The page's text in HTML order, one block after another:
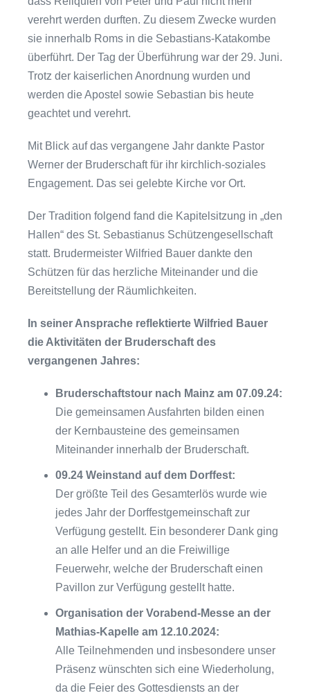
verehrt werden durften. Zu diesem Zwecke wurden
sie innerhalb Roms in die Sebastians-Katakombe
überführt. Der Tag der Überführung war der 29. Juni.
Trotz der kaiserlichen Anordnung wurden und
werden die Apostel sowie Sebastian bis heute
geachtet und verehrt.
Mit Blick auf das vergangene Jahr dankte Pastor
Werner der Bruderschaft für ihr kirchlich-soziales
Engagement. Das sei gelebte Kirche vor Ort.
Der Tradition folgend fand die Kapitelsitzung in „den
Hallen“ des St. Sebastianus Schützengesellschaft
statt. Brudermeister Wilfried Bauer dankte den
Schützen für das herzliche Miteinander und die
Bereitstellung der Räumlichkeiten.
In seiner Ansprache reflektierte Wilfried Bauer
die Aktivitäten der Bruderschaft des
vergangenen Jahres:
Bruderschaftstour nach Mainz am 07.09.24:
Die gemeinsamen Ausfahrten bilden einen
der Kernbausteine des gemeinsamen
Miteinander innerhalb der Bruderschaft.
09.24 Weinstand auf dem Dorffest:
Der größte Teil des Gesamterlös wurde wie
jedes Jahr der Dorffestgemeinschaft zur
Verfügung gestellt. Ein besonderer Dank ging
an alle Helfer und an die Freiwillige
Feuerwehr, welche der Bruderschaft einen
Pavillon zur Verfügung gestellt hatte.
Organisation der Vorabend-Messe an der
Mathias-Kapelle am 12.10.2024:
Alle Teilnehmenden und insbesondere unser
Präsenz wünschten sich eine Wiederholung,
da die Feier des Gottesdiensts an der